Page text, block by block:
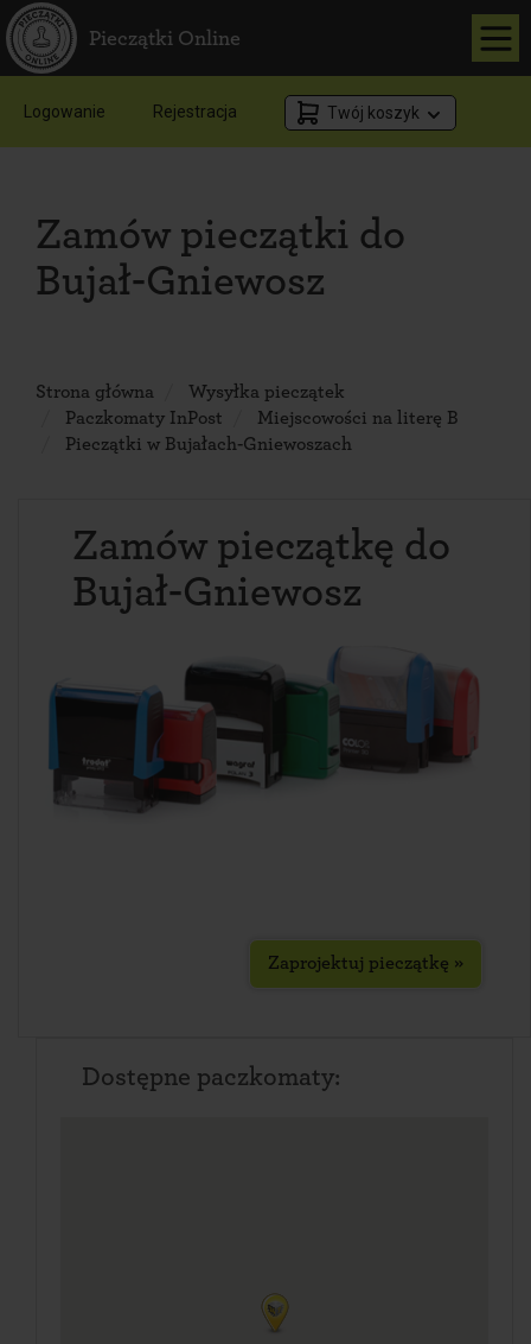
Pieczątki Online
Logowanie Rejestracja Twój koszyk
Zamów pieczątki do
Bujał-Gniewosz
Strona główna
Wysyłka pieczątek
Paczkomaty InPost
Miejscowości na literę B
Pieczątki w Bujałach-Gniewoszach
Zamów pieczątkę do
Bujał-Gniewosz
Zaprojektuj pieczątkę »
Dostępne paczkomaty: